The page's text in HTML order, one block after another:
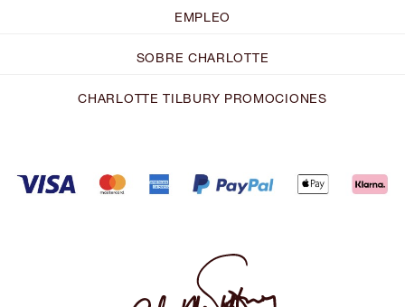
EMPLEO
SOBRE CHARLOTTE
CHARLOTTE TILBURY PROMOCIONES